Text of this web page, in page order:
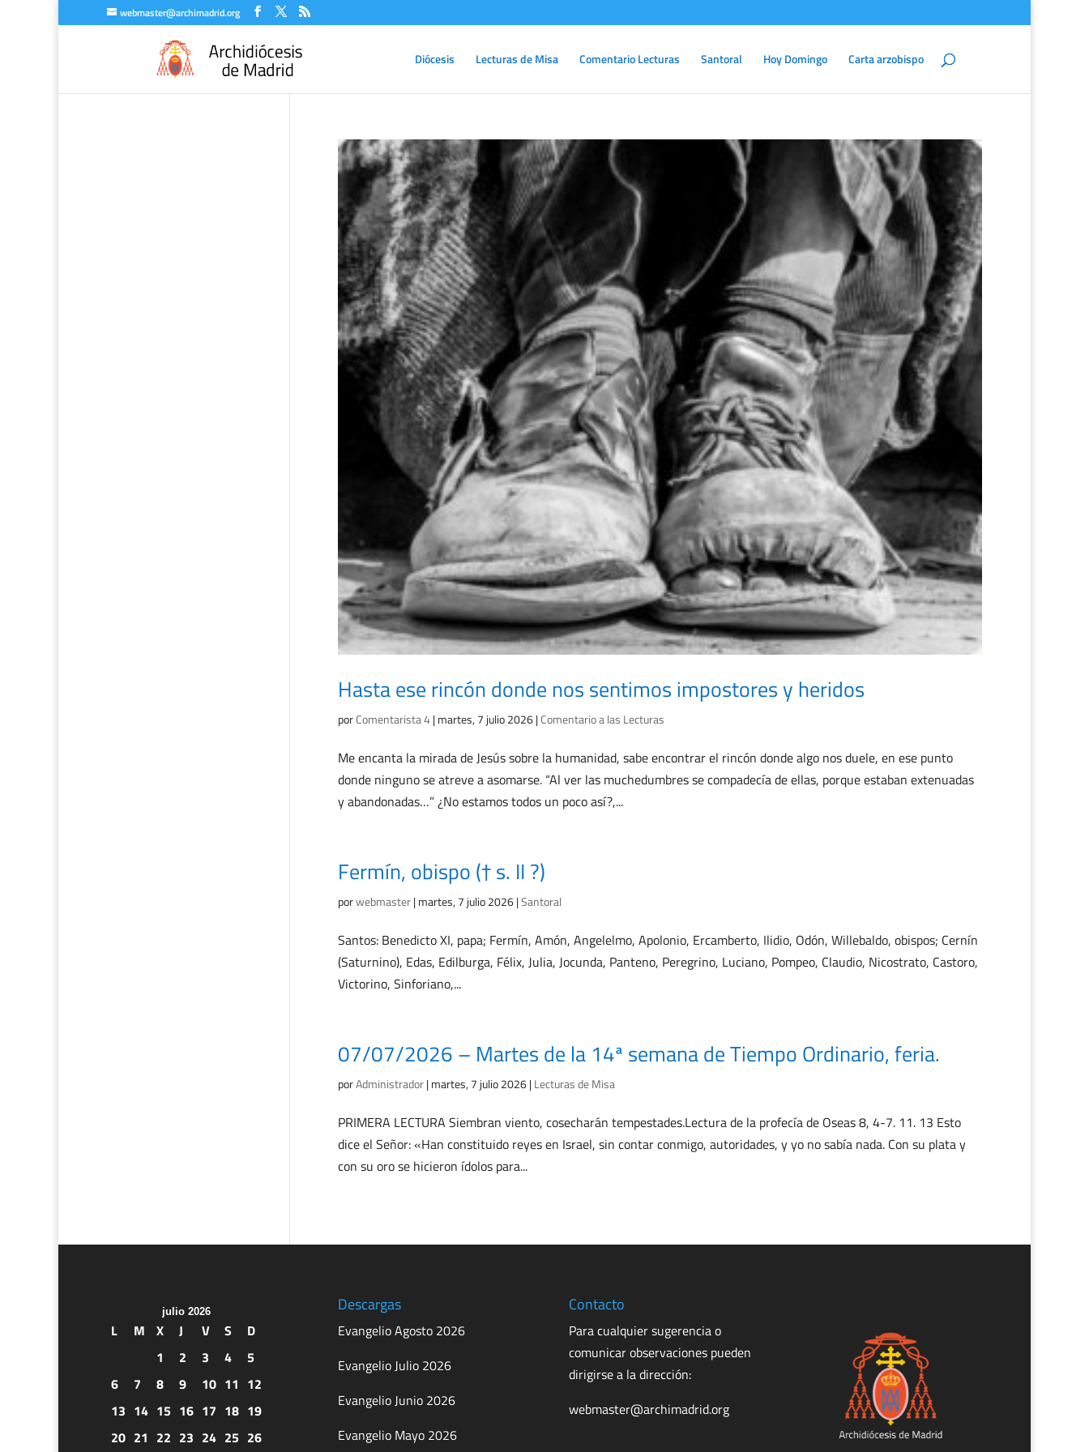
webmaster@archimadrid.org
Diócesis Lecturas de Misa Comentario Lecturas Santoral Hoy Domingo Carta arzobispo
Hasta ese rincón donde nos sentimos impostores y heridos
porComentarista 4|martes, 7 julio 2026|Comentario a las Lecturas
Me encanta la mirada de Jesús sobre la humanidad, sabe encontrar el rincón donde algo nos duele, en ese punto
donde ninguno se atreve a asomarse. “Al ver las muchedumbres se compadecía de ellas, porque estaban extenuadas
y abandonadas…” ¿No estamos todos un poco así?,...
Fermín, obispo († s. II ?)
porwebmaster|martes, 7 julio 2026|Santoral
Santos: Benedicto XI, papa; Fermín, Amón, Angelelmo, Apolonio, Ercamberto, Ilidio, Odón, Willebaldo, obispos; Cernín
(Saturnino), Edas, Edilburga, Félix, Julia, Jocunda, Panteno, Peregrino, Luciano, Pompeo, Claudio, Nicostrato, Castoro,
Victorino, Sinforiano,...
07/07/2026 – Martes de la 14ª semana de Tiempo Ordinario, feria.
porAdministrador|martes, 7 julio 2026|Lecturas de Misa
PRIMERA LECTURA Siembran viento, cosecharán tempestades.Lectura de la profecía de Oseas 8, 4-7. 11. 13 Esto
dice el Señor: «Han constituido reyes en Israel, sin contar conmigo, autoridades, y yo no sabía nada. Con su plata y
con su oro se hicieron ídolos para...
julio 2026
L M X J V S
D
1
2 3 4
5
6
7 8 9 10 11 12
13 14 15 16 17 18 19
20 21 22 23 24 25 26
Descargas
Evangelio Agosto 2026
Evangelio Julio 2026
Evangelio Junio 2026
Evangelio Mayo 2026
Contacto
Para cualquier sugerencia o
comunicar observaciones pueden
dirigirse a la dirección:
webmaster@archimadrid.org